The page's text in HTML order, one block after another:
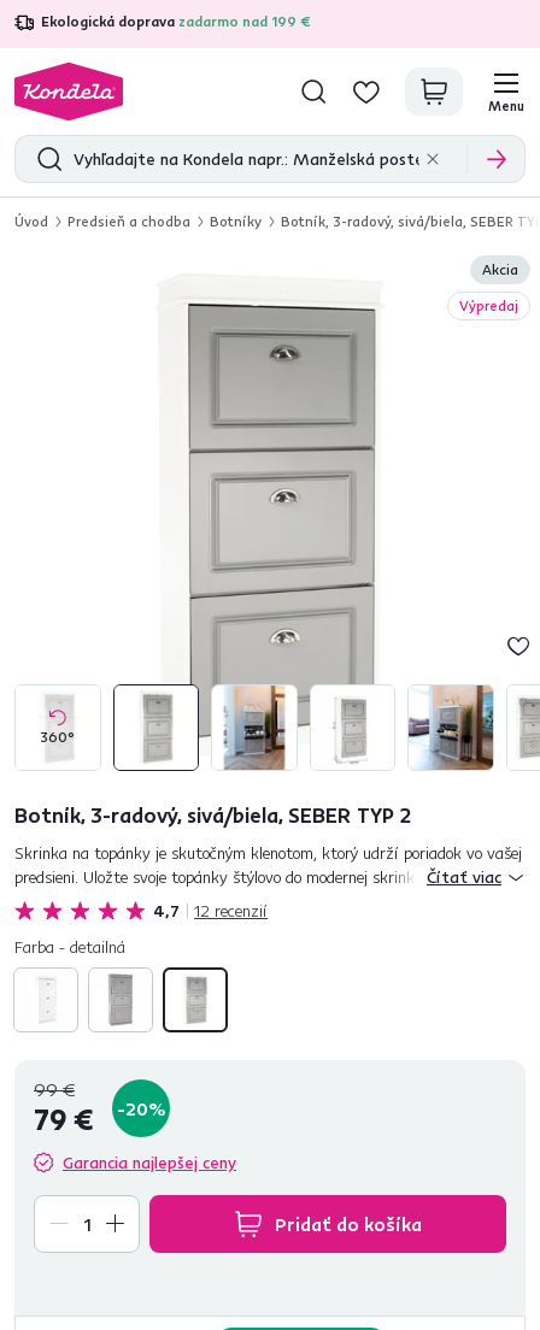
Ekologická doprava zadarmo nad 199 €
4,7 31 211overených produktových recenzií
Menu
Úvod Predsieň a chodba Botníky Botník, 3-radový, sivá/biela, SEBER
360°
Akcia
Výpredaj
Botník, 3-radový, sivá/biela, SEBER TYP 2
4,7 12 recenzií
Skrinka na topánky je skutočným klenotom, ktorý udrží poriadok vo vašej
predsieni. Uložte svoje topánky štýlovo do modernej skrinky s menom
SEBER TYP 2. Táto fešanda je vyrobená z drevotriesky v k...
Čítať viac
Farba - detailná
99 €
79 € -20%
Garancia najlepšej ceny
Pridať do košíka